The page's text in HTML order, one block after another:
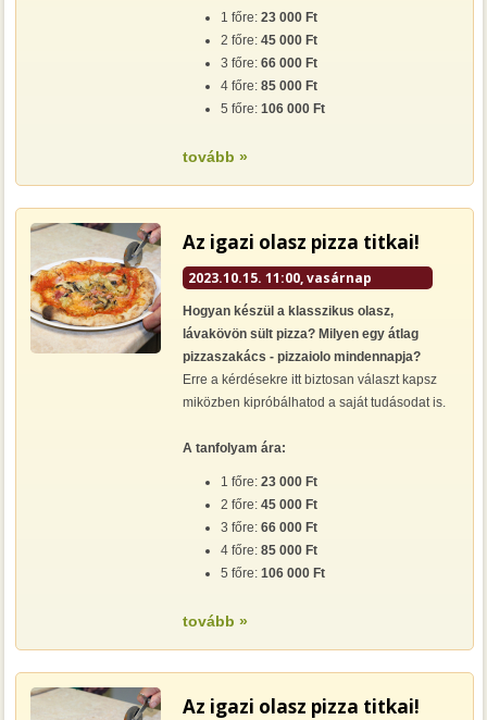
1 főre:23 000 Ft
2 főre:45 000 Ft
3 főre:66 000 Ft
4 főre:85 000 Ft
5 főre:106 000 Ft
tovább »
Az igazi olasz pizza titkai!
2023.10.15. 11:00, vasárnap
Hogyan készül a klasszikus olasz,
lávakövön sült pizza? Milyen egy átlag
pizzaszakács - pizzaiolo mindennapja?
Erre a kérdésekre itt biztosan választ kapsz
miközben kipróbálhatod a saját tudásodat is.
A tanfolyam ára:
1 főre:23 000 Ft
2 főre:45 000 Ft
3 főre:66 000 Ft
4 főre:85 000 Ft
5 főre:106 000 Ft
tovább »
Az igazi olasz pizza titkai!